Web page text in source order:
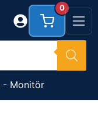
- Monitör
0